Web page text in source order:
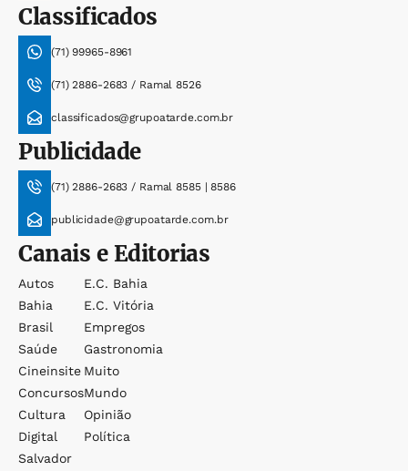
Classificados
(71) 99965-8961
(71) 2886-2683 / Ramal 8526
classificados@grupoatarde.com.br
Publicidade
(71) 2886-2683 / Ramal 8585 | 8586
publicidade@grupoatarde.com.br
Canais e Editorias
Autos
Bahia
Brasil
Saúde
Cineinsite
Concursos
Cultura
Digital
Salvador
E.c. Bahia
E.c. Vitória
Empregos
Gastronomia
Muito
Mundo
Opinião
Política